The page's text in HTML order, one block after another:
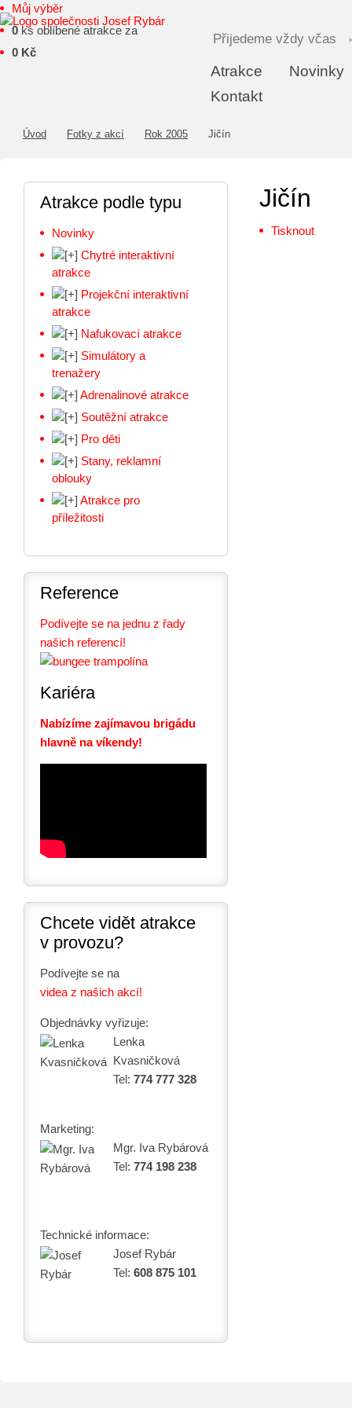
Atrakce
Novinky
Kontakt
Můj výběr
0 ks oblíbené atrakce za
0 Kč
Přijedeme vždy včas
Úvod Fotky z akcí Rok 2005 Jičín
Jičín
Tisknout
Atrakce podle typu
Novinky
Chytré interaktivní
atrakce
Projekční interaktivní
atrakce
Nafukovací atrakce
Simulátory a
trenažery
Adrenalinové atrakce
Soutěžní atrakce
Pro děti
Stany, reklamní
oblouky
Atrakce pro
příležitosti
Reference
Podívejte se na jednu z řady
našich referencí!
Kariéra
Nabízíme zajímavou brigádu
hlavně na víkendy!
Chcete vidět atrakce
v provozu?
Podívejte se na
videa z našich akcí!
Objednávky vyřizuje:
Lenka
Kvasničková
Tel: 774 777 328
Marketing:
Mgr. Iva Rybárová
Tel: 774 198 238
Technické informace:
Josef Rybár
Tel: 608 875 101